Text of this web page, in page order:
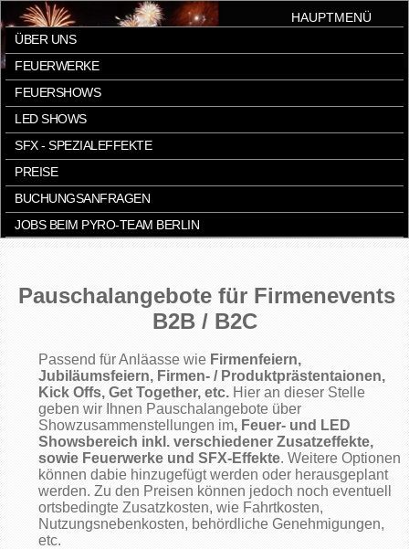
HAUPTMENÜ
ÜBER UNS
FEUERWERKE
FEUERSHOWS
LED SHOWS
SFX - SPEZIALEFFEKTE
PREISE
BUCHUNGSANFRAGEN
JOBS BEIM PYRO-TEAM BERLIN
Pauschalangebote für Firmenevents
B2B / B2C
Passend für Anläasse wie Firmenfeiern,
Jubiläumsfeiern, Firmen- / Produktprästentaionen,
Kick Offs, Get Together, etc. Hier an dieser Stelle
geben wir Ihnen Pauschalangebote über
Showzusammenstellungen im, Feuer- und LED
Showsbereich inkl. verschiedener Zusatzeffekte,
sowie Feuerwerke und SFX-Effekte. Weitere Optionen
können dabie hinzugefügt werden oder herausgeplant
werden. Zu den Preisen können jedoch noch eventuell
ortsbedingte Zusatzkosten, wie Fahrtkosten,
Nutzungsnebenkosten, behördliche Genehmigungen,
etc.